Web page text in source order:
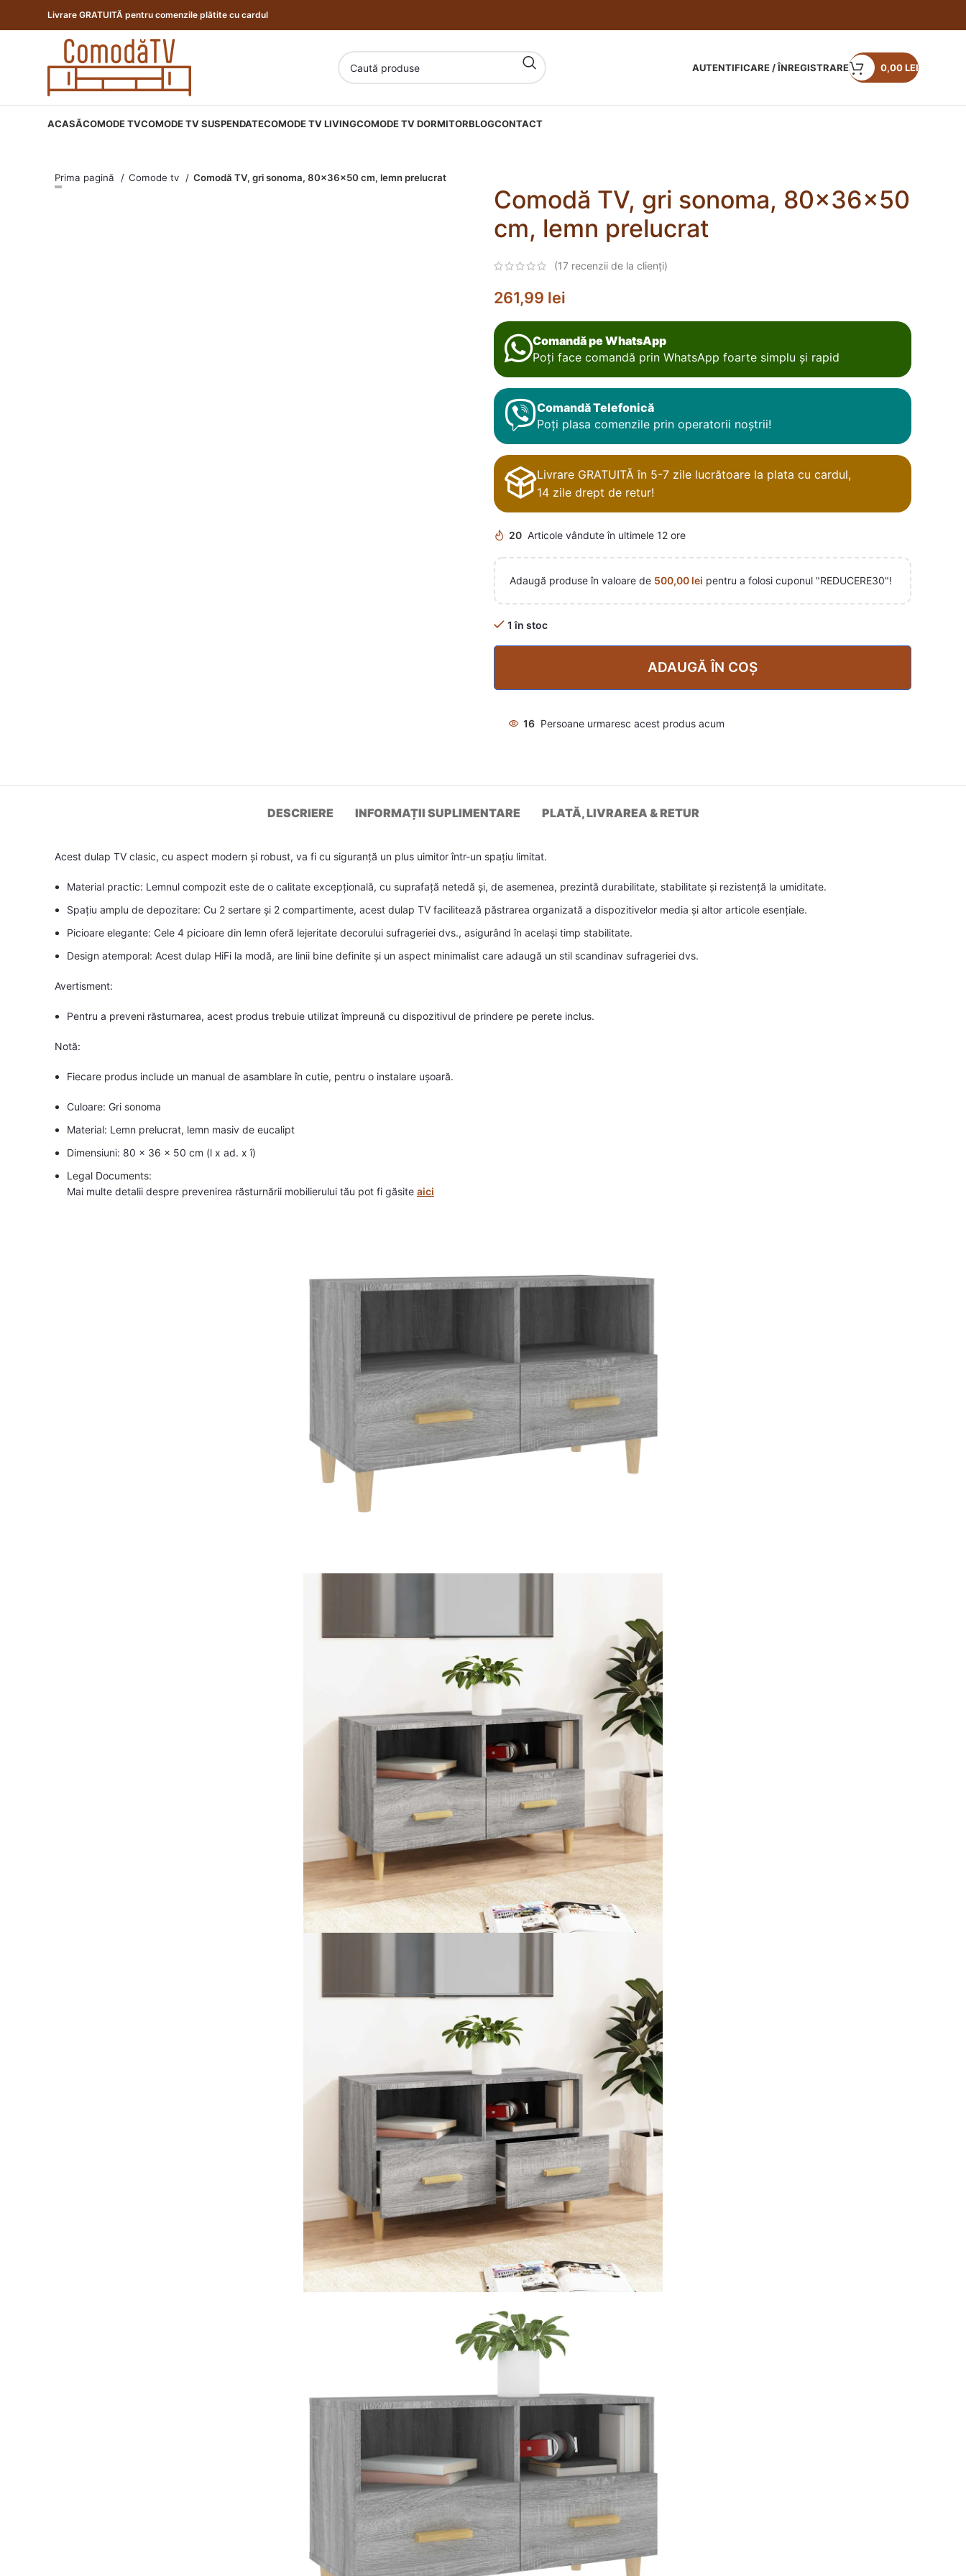
Livrare GRATUITĂ pentru comenzile plătite cu cardul
AUTENTIFICARE / ÎNREGISTRARE 0,00LEI
ACASĂCOMODE TVCOMODE TV SUSPENDATECOMODE TV LIVINGCOMODE TV DORMITORBLOGCONTACT
Prima pagină Comode tv Comodă TV, gri sonoma, 80x36x50 cm, lemn prelucrat
Comodă TV, gri sonoma, 80x36x50
cm, lemn prelucrat
(17 recenzii de la clienți)
261,99 lei
Comandă pe WhatsApp
Poți face comandă prin WhatsApp foarte simplu și rapid
Comandă Telefonică
Poți plasa comenzile prin operatorii noștrii!
Livrare GRATUITĂ în 5-7 zile lucrătoare la plata cu cardul,
14 zile drept de retur!
20 Articole vândute în ultimele 12 ore
Adaugă produse în valoare de 500,00 lei pentru a folosi cuponul "REDUCERE30"!
1 în stoc
ADAUGĂ ÎN COȘ
16 Persoane urmaresc acest produs acum
DESCRIERE INFORMAȚII SUPLIMENTARE PLATĂ, LIVRAREA & RETUR
Acest dulap TV clasic, cu aspect modern și robust, va fi cu siguranță un plus uimitor într-un spațiu limitat.
Material practic: Lemnul compozit este de o calitate excepțională, cu suprafață netedă și, de asemenea, prezintă durabilitate, stabilitate și rezistență la umiditate.
Spațiu amplu de depozitare: Cu 2 sertare și 2 compartimente, acest dulap TV facilitează păstrarea organizată a dispozitivelor media și altor articole esențiale.
Picioare elegante: Cele 4 picioare din lemn oferă lejeritate decorului sufrageriei dvs., asigurând în același timp stabilitate.
Design atemporal: Acest dulap HiFi la modă, are linii bine definite și un aspect minimalist care adaugă un stil scandinav sufrageriei dvs.
Avertisment:
Pentru a preveni răsturnarea, acest produs trebuie utilizat împreună cu dispozitivul de prindere pe perete inclus.
Notă:
Fiecare produs include un manual de asamblare în cutie, pentru o instalare ușoară.
Culoare: Gri sonoma
Material: Lemn prelucrat, lemn masiv de eucalipt
Dimensiuni: 80 x 36 x 50 cm (l x ad. x î)
Legal Documents:
Mai multe detalii despre prevenirea răsturnării mobilierului tău pot fi găsite aici